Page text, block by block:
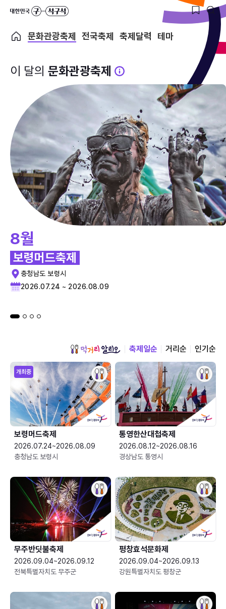
문화관광축제 전국축제 축제달력 테마
이 달의 문화관광축제
8월
보령머드축제
충청남도 보령시
2026.07.24 ~ 2026.08.09
축제일순 거리순 인기순
개최중
보령머드축제
2026.07.24~2026.08.09
충청남도 보령시
통영한산대첩축제
2026.08.12~2026.08.16
경상남도 통영시
무주반딧불축제
2026.09.04~2026.09.12
전북특별자치도 무주군
평창효석문화제
2026.09.04~2026.09.13
강원특별자치도 평창군